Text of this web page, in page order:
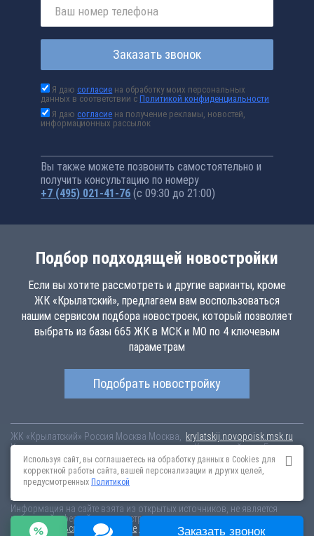
Заказать звонок
Я даюсогласие на обработку моих персональных
данных в соответствии сПолитикой конфиденциальности
Я даюсогласие на получение рекламы, новостей,
информационных рассылок
Вы также можете позвонить самостоятельно и
получить консультацию по номеру
+7 (495) 021-41-76 (с 09:30 до 21:00)
Подбор подходящей новостройки
Если вы хотите рассмотреть и другие варианты, кроме
ЖК «Крылатский», предлагаем вам воспользоваться
нашим сервисом подбора новостроек, который позволяет
выбрать из базы 665 ЖК в МСК и МО по 4 ключевым
параметрам
Подобрать новостройку
ЖК «Крылатский» Россия Москва Москва,
krylatskij.novopoisk.msk.ru
Купить квартиру в новом жилом комплексе «Крылатский» от «Бэсткон»
в районе Крылатское. Квартиры различных планировок от 0.15 млн
рублей!
Информация на сайте взята из открытых источников, не является
публичной офертой и распространяется для ознакомления.
Пользовательское соглашение
Соглашение о размещении
Используя сайт, вы соглашаетесь на обработку данных в Cookies для
корректной работы сайта, вашей персонализации и других целей,
предусмотренных Политикой
Заказать звонок